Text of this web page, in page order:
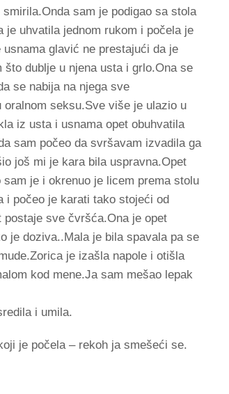
sam je podigao sa stola
je uhvatila jednom rukom i počela je
glavić ne prestajući da je
dublje u njena usta i grlo.Ona se
se nabija na njega sve
seksu.Sve više je ulazio u
iz usta i usnama opet obuhvatila
sam počeo da svršavam izvadila ga
još mi je kara bila uspravna.Opet
je i okrenuo je licem prema stolu
i počeo je karati tako stojeći od
sve čvršća.Ona je opet
je doziva..Mala je bila spavala pa se
je izašla napole i otišla
kod mene.Ja sam mešao lepak
i umila.
je počela – rekoh ja smešeći se.